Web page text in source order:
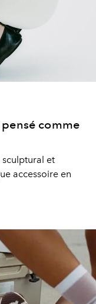
comme
sculptural et
accessoire en